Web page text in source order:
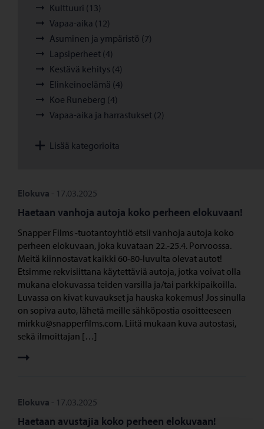
Kulttuuri (13)
Vapaa-aika (12)
Asuminen ja ympäristö (7)
Lapsiperheet (4)
Kestävä kehitys (4)
Elinkeinoelämä (4)
Koe Runeberg (4)
Vapaa-aika ja harrastukset (2)
Lisää kategorioita
Elokuva - 17.03.2025
Haetaan vanhoja autoja koko perheen elokuvaan!
Snapper Films -tuotantoyhtiö etsii vanhoja autoja koko
perheen elokuvaan, joka kuvataan 22.-25.4. Porvoossa.
Meitä kiinnostavat kaikki 60-80-luvulta olevat autot!
Etsimme rekvisiittana käytettäviä autoja, jotka voivat olla
mukana elokuvassa teiden varsilla ja/tai parkkipaikoilla.
Luvassa on kivat kuvaukset ja hauska kokemus! Jos sinulla
on sopiva auto, lähetä meille sähköpostia osoitteeseen
mirkku@snapperfilms.com. Liitä mukaan kuva autostasi,
sekä ilmoittajan […]
Elokuva - 17.03.2025
Haetaan avustajia koko perheen elokuvaan!